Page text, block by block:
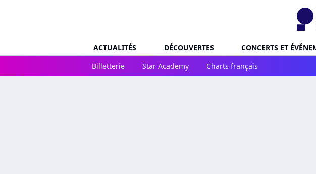
ACTUALITÉS DÉCOUVERTES CONCERTS ET
Billetterie
Star Academy Charts français